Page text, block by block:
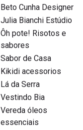
Beto Cunha Designer
Julia Bianchi Estúdio
Ôh pote! Risotos e
sabores
Sabor de Casa
Kikidi acessorios
Lá da Serra
Vestindo Bia
Vereda óleos
essenciais